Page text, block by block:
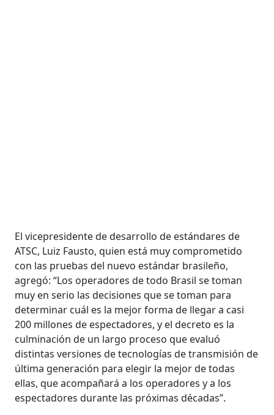
El vicepresidente de desarrollo de estándares de
ATSC, Luiz Fausto, quien está muy comprometido
con las pruebas del nuevo estándar brasileño,
agregó: “Los operadores de todo Brasil se toman
muy en serio las decisiones que se toman para
determinar cuál es la mejor forma de llegar a casi
200 millones de espectadores, y el decreto es la
culminación de un largo proceso que evaluó
distintas versiones de tecnologías de transmisión de
última generación para elegir la mejor de todas
ellas, que acompañará a los operadores y a los
espectadores durante las próximas décadas”.